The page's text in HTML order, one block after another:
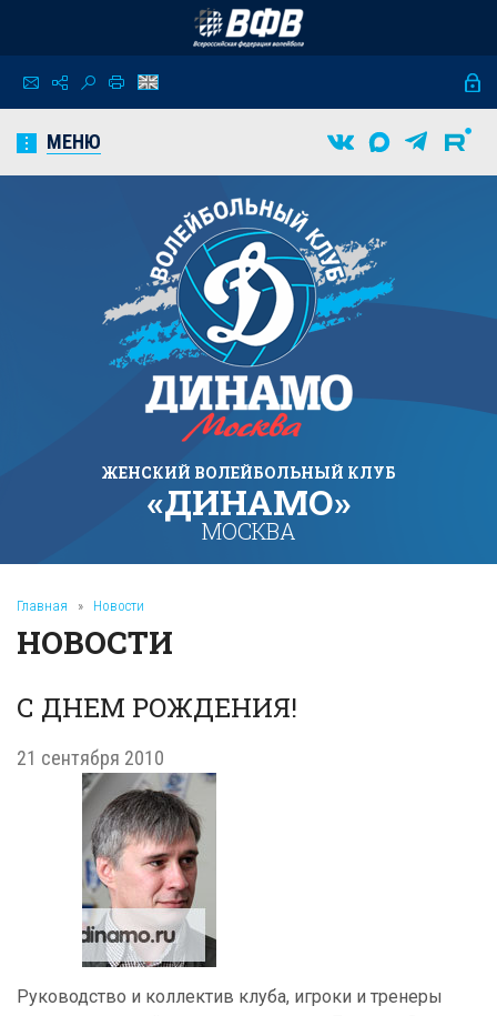
МЕНЮ
ЖЕНСКИЙ ВОЛЕЙБОЛЬНЫЙ КЛУБ
«ДИНАМО»
МОСКВА
Главная » Новости
НОВОСТИ
С ДНЕМ РОЖДЕНИЯ!
21 сентября 2010
Руководство и коллектив клуба, игроки и тренеры